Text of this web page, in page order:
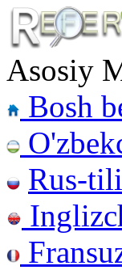
Asosiy
Bosh
Rus-